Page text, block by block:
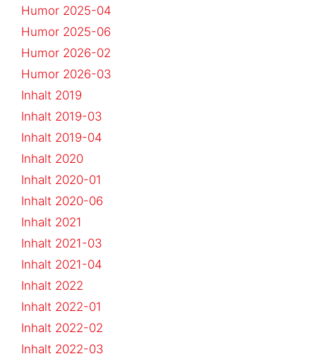
Humor 2025-04
Humor 2025-06
Humor 2026-02
Humor 2026-03
Inhalt 2019
Inhalt 2019-03
Inhalt 2019-04
Inhalt 2020
Inhalt 2020-01
Inhalt 2020-06
Inhalt 2021
Inhalt 2021-03
Inhalt 2021-04
Inhalt 2022
Inhalt 2022-01
Inhalt 2022-02
Inhalt 2022-03